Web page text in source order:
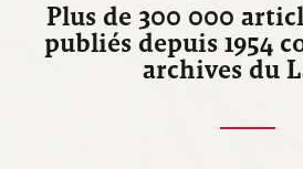
Plus de 300 000
publiés depuis 1954
archives du